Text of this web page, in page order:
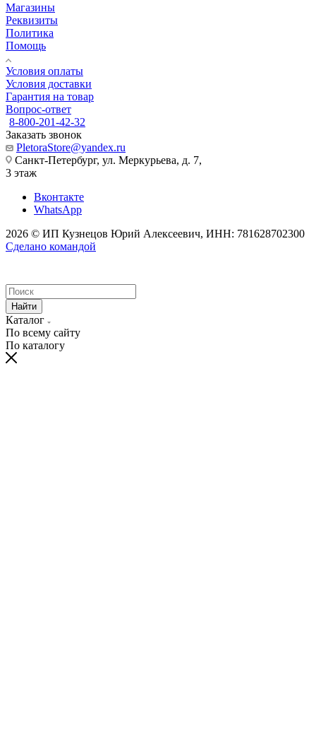
Магазины
Реквизиты
Политика
Помощь
Условия оплаты
Условия доставки
Гарантия на товар
Вопрос-ответ
8-800-201-42-32
Заказать звонок
PletoraStore@yandex.ru
Санкт-Петербург, ул. Меркурьева, д. 7,
3 этаж
Вконтакте
WhatsApp
2026 © ИП Кузнецов Юрий Алексеевич, ИНН: 781628702300
Сделано командой
Найти
Каталог
По всему сайту
По каталогу